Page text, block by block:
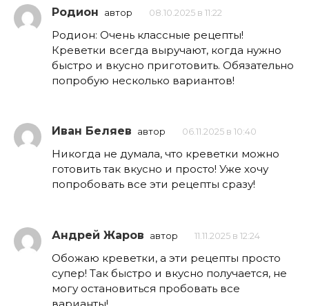
Родион автор 08.10.2025 в 11:22
Родион: Очень классные рецепты!
Креветки всегда выручают, когда нужно
быстро и вкусно приготовить. Обязательно
попробую несколько вариантов!
Иван Беляев автор 06.11.2025 в 10:40
Никогда не думала, что креветки можно
готовить так вкусно и просто! Уже хочу
попробовать все эти рецепты сразу!
Андрей Жаров автор 11.11.2025 в 12:24
Обожаю креветки, а эти рецепты просто
супер! Так быстро и вкусно получается, не
могу остановиться пробовать все